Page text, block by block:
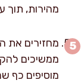
מהירות, תוך
מחזירים את
ממשיכים
מוסיפים כף